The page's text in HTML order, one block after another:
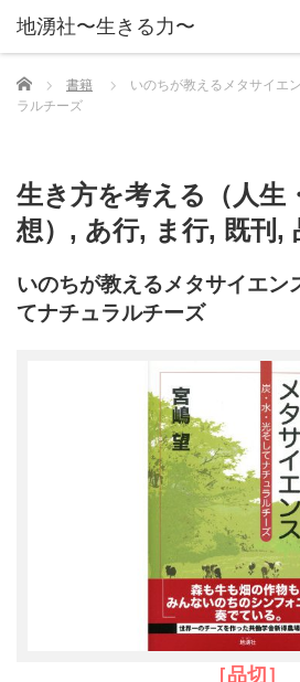
Home 書籍
いのちが教えるメタサイエ
ラルチーズ
生き方を考える（人生
想） , あ行, ま行, 既刊 ,
いのちが教えるメタサイエ
てナチュラルチーズ
［品切］